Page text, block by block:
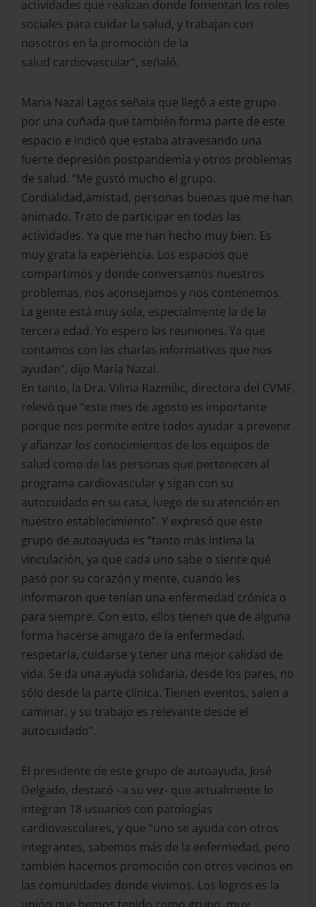
actividades que realizan donde fomentan los roles
sociales para cuidar la salud, y trabajan con
nosotros en la promoción de la
salud cardiovascular”, señaló.
Maria Nazal Lagos señala que llegó a este grupo
por una cuñada que también forma parte de este
espacio e indicó que estaba atravesando una
fuerte depresión postpandemia y otros problemas
de salud. “Me gustó mucho el grupo.
Cordialidad,amistad, personas buenas que me han
animado. Trato de participar en todas las
actividades. Ya que me han hecho muy bien. Es
muy grata la experiencia. Los espacios que
compartimos y donde conversamos nuestros
problemas, nos aconsejamos y nos contenemos.
La gente está muy sola, especialmente la de la
tercera edad. Yo espero las reuniones. Ya que
contamos con las charlas informativas que nos
ayudan”, dijo María Nazal.
En tanto, la Dra. Vilma Razmilic, directora del CVMF,
relevó que “este mes de agosto es importante
porque nos permite entre todos ayudar a prevenir
y afianzar los conocimientos de los equipos de
salud como de las personas que pertenecen al
programa cardiovascular y sigan con su
autocuidado en su casa, luego de su atención en
nuestro establecimiento”. Y expresó que este
grupo de autoayuda es “tanto más íntima la
vinculación, ya que cada uno sabe o siente qué
pasó por su corazón y mente, cuando les
informaron que tenían una enfermedad crónica o
para siempre. Con esto, ellos tienen que de alguna
forma hacerse amiga/o de la enfermedad,
respetarla, cuidarse y tener una mejor calidad de
vida. Se da una ayuda solidaria, desde los pares, no
sólo desde la parte clínica. Tienen eventos, salen a
caminar, y su trabajo es relevante desde el
autocuidado”.
El presidente de este grupo de autoayuda, José
Delgado, destacó –a su vez- que actualmente lo
integran 18 usuarios con patologías
cardiovasculares, y que “uno se ayuda con otros
integrantes, sabemos más de la enfermedad, pero
también hacemos promoción con otros vecinos en
las comunidades donde vivimos. Los logros es la